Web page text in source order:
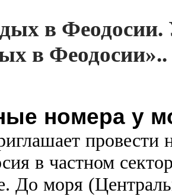
в Феодосии.
в Феодосии»..
номера у
провести
в частном
До моря